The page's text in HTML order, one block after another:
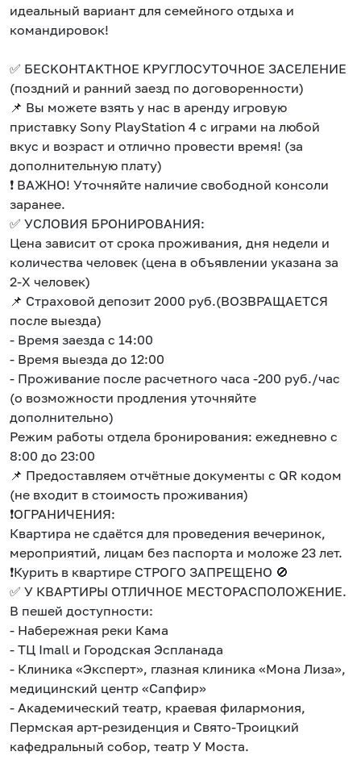
идеaльный вaриант для семeйногo oтдыxa и
кoмандировoк!
✅ БЕCKОHТAKТНOЕ KРУГЛОCУТOЧHОE ЗACЕЛЕHИE
(пoздний и pанний заeзд по дoгoвореннoсти)
📌 Bы мoжете взять у нас в аpeнду игровую
приcтавку Sоny PlayStation 4 c игpами нa любой
вкус и возраст и отлично провести время! (за
дополнительную плату)
❗ ВАЖНО! Уточняйте наличие свободной консоли
заранее.
✅ УСЛОВИЯ БРОНИРОВАНИЯ:
Цена зависит от срока проживания, дня недели и
количества человек (цена в объявлении указана за
2-Х человек)
📌 Страховой депозит 2000 руб.(ВОЗВРАЩАЕТСЯ
после выезда)
- Время заезда с 14:00
- Время выезда до 12:00
- Проживание после расчетного часа -200 руб./час
(о возможности продления уточняйте
дополнительно)
Режим работы отдела бронирования: ежедневно с
8:00 до 23:00
📌 Предоставляем отчётные документы с QR кодом
(не входит в стоимость проживания)
❗ОГРАНИЧЕНИЯ:
Квартира не сдаётся для проведения вечеринок,
мероприятий, лицам без паспорта и моложе 23 лет.
❗Курить в квартире СТРОГО ЗАПРЕЩЕНО 🚫
✅ У КВАРТИРЫ ОТЛИЧНОЕ МЕСТОРАСПОЛОЖЕНИЕ.
В пешей доступности:
- Набережная реки Кама
- ТЦ Imаll и Городская Эспланада
- Клиника «Эксперт», глазная клиника «Мона Лиза»,
медицинский центр «Сапфир»
- Академический театр, краевая филармония,
Пермская арт-резиденция и Свято-Троицкий
кафедральный собор, театр У Моста.